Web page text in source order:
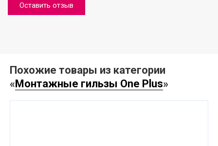
Оставить отзыв
Похожие товары из категории
«Монтажные гильзы One Plus»